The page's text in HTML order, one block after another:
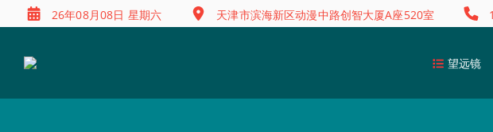
26年08月08日 星期六 天津市滨海新区动漫中路创智大厦A座520室
望远镜